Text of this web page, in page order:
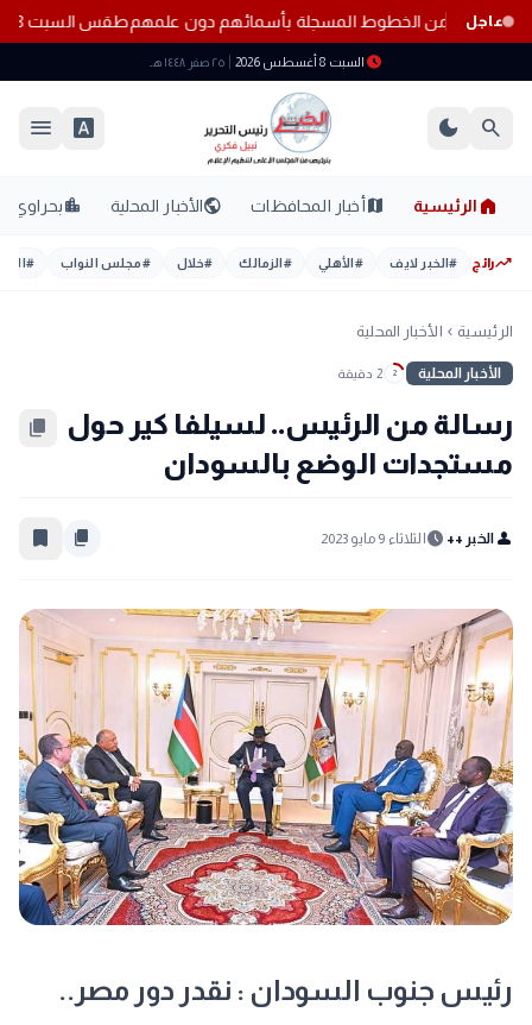
عاجل
المواطنين من الخطوط المسجلة بأسمائهم دون علمهمطقس السبت 8 أغسطس 2026.. حرارة مرتفعة ورطوبة عالية والأرصاد تحذر من أجواء شديدة الحرارة
schedule السبت 8 أغسطس 2026 ٢٥ صفر ١٤٤٨ هـ
search
dark_mode
font_download
menu
home الرئيسية mapأخبار المحافظات publicالأخبار المحلية location_cityبحراوي
trending_upرائج #الخبر لايف #الأهلي #الزمالك #خلال #مجلس النواب #
الرئيسية chevron_left الأخبار المحلية
الأخبار المحلية 2 2 دقيقة
رسالة من الرئيس.. لسيلفا كير حول
مستجدات الوضع بالسودان
content_copy
person الخبر ++ schedule الثلاثاء 9 مايو 2023 content_copy
bookmark_border
رئيس جنوب السودان : نقدر دور مصر..